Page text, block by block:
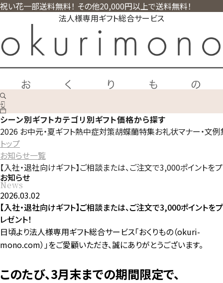
祝い花一部送料無料！ その他20,000円以上で送料無料！
法人様専用ギフト総合サービス
シーン別ギフトカテゴリ別ギフト価格から探す
2026 お中元・夏ギフト熱中症対策胡蝶蘭特集お礼状マナー・文
トップ
お知らせ一覧
【入社・退社向けギフト】ご相談または、ご注文で3,000ポイントをプ
お知らせ
News
2026.03.02
【入社・退社向けギフト】ご相談または、ご注文で3,000ポイントをプ
レゼント！
日頃より法人様専用ギフト総合サービス「おくりもの（okuri-
mono.com）」をご愛顧いただき、誠にありがとうございます。
このたび、3月末までの期間限定で、